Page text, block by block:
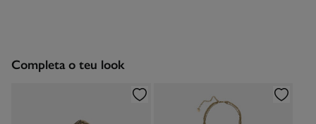
Limpeza a seco com percloroetileno.
Completa o teu look